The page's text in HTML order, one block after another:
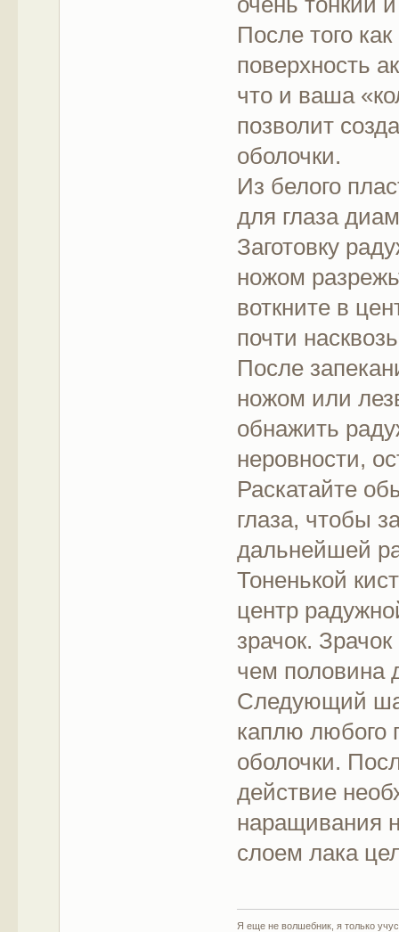
После того
поверхность
что и ваша
позволит
оболочки.
Из белого
для глаза
Заготовку
ножом
воткните в
почти
После
ножом или
обнажить
неровности,
Раскатайте
глаза, чтобы
дальнейшей
Тоненькой
центр
зрачок.
чем половина
Следующий
каплю любого
оболочки.
действие
наращивания
слоем лака
Я еще не волшебник, я только